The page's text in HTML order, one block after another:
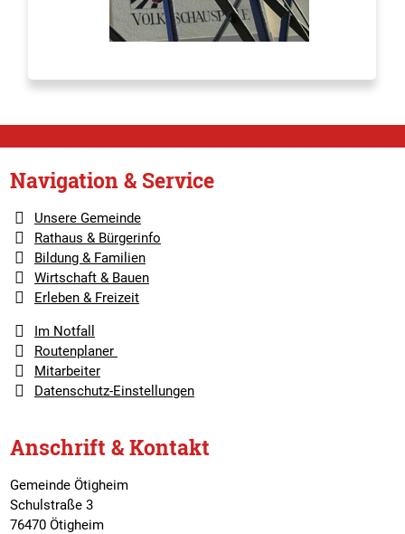
Navigation & Service
Unsere Gemeinde
Rathaus & Bürgerinfo
Bildung & Familien
Wirtschaft & Bauen
Erleben & Freizeit
Im Notfall
Routenplaner
Mitarbeiter
Datenschutz-Einstellungen
Anschrift & Kontakt
Gemeinde Ötigheim
Schulstraße 3
76470 Ötigheim